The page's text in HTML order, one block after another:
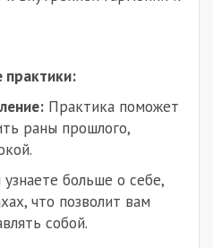
практики:
Практика поможет
раны прошлого,
больше о себе,
что позволит вам
собой.